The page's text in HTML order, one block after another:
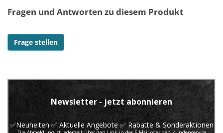
Fragen und Antworten zu diesem Produkt
Frage stellen